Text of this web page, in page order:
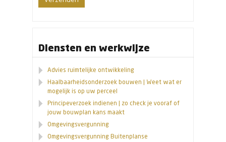
Diensten en werkwijze
Advies ruimtelijke ontwikkeling
Haalbaarheidsonderzoek bouwen | Weet wat er
mogelijk is op uw perceel
Principeverzoek indienen | zo check je vooraf of
jouw bouwplan kans maakt
Omgevingsvergunning
Omgevingsvergunning Buitenplanse